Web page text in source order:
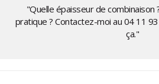
"Quelle épaisseur de combinaison
pratique ? Contactez-moi au 04 11
ça."